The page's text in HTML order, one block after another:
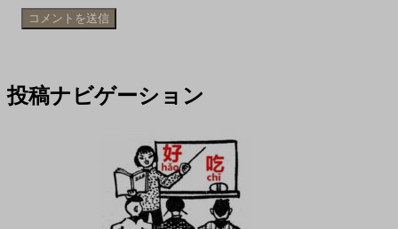
投稿ナビゲーション